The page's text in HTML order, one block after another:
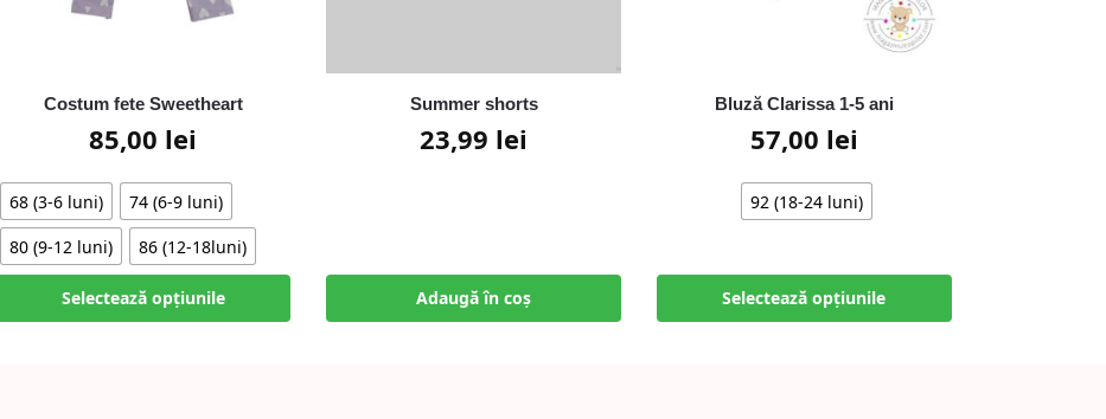
Costum fete Sweetheart
85,00 lei
68 (3-6 luni)
74 (6-9 luni)
80 (9-12 luni)
86 (12-18luni)
Selectează opțiunile
Summer shorts
23,99 lei
Adaugă în coș
Bluză Clarissa 1-5 ani
57,00 lei
92 (18-24 luni)
Selectează opțiunile